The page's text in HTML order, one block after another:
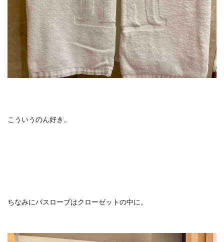
こういうのん好き。
ちなみにバスローブはクローゼットの中に。